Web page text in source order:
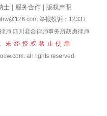
士 服务合作 版权声明
举报投诉：12331
师 四川君合律师事务所胡勇律师
未经授权禁止使用
all rights reserved